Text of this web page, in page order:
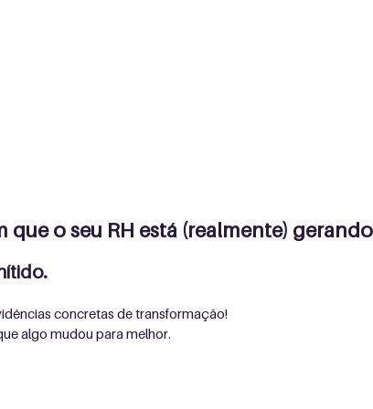
que o seu RH está (realmente)
concretas de transformação!
algo mudou para melhor.